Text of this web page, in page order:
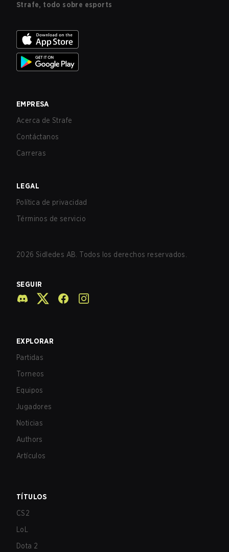
Strafe, todo sobre esports
EMPRESA
Acerca de Strafe
Contáctanos
Carreras
LEGAL
Política de privacidad
Términos de servicio
2026 Sidledes AB. Todos los derechos reservados.
SEGUIR
EXPLORAR
Partidas
Torneos
Equipos
Jugadores
Noticias
Authors
Artículos
TÍTULOS
CS2
LoL
Dota 2